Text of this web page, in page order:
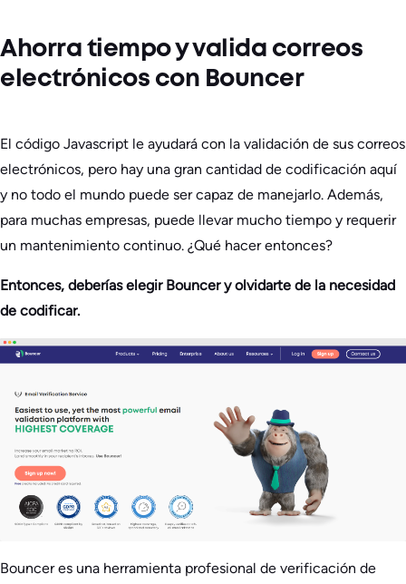
Ahorra tiempo y valida correos
electrónicos con Bouncer
El código Javascript le ayudará con la validación de sus correos
electrónicos, pero hay una gran cantidad de codificación aquí
y no todo el mundo puede ser capaz de manejarlo. Además,
para muchas empresas, puede llevar mucho tiempo y requerir
un mantenimiento continuo. ¿Qué hacer entonces?
Entonces, deberías elegir Bouncer y olvidarte de la necesidad
de codificar.
Bouncer es una herramienta profesional de verificación de